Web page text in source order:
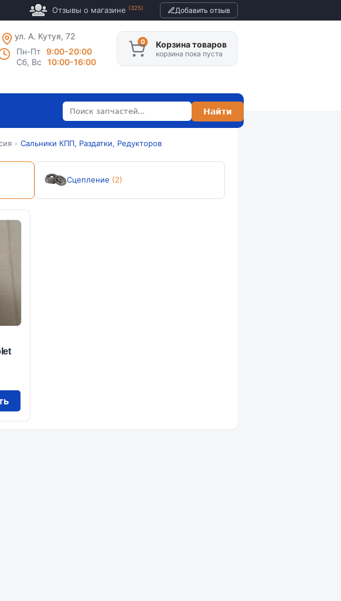
Отзывы о магазине (325) Добавить отзыв
ул. А. Кутуя, 72
Пн-Пт
9:00-20:00
Сб, Вс
10:00-16:00
Корзина товаров
корзина пока пуста
» Сальники КПП, Раздатки, Редукторов
Сцепление (2)